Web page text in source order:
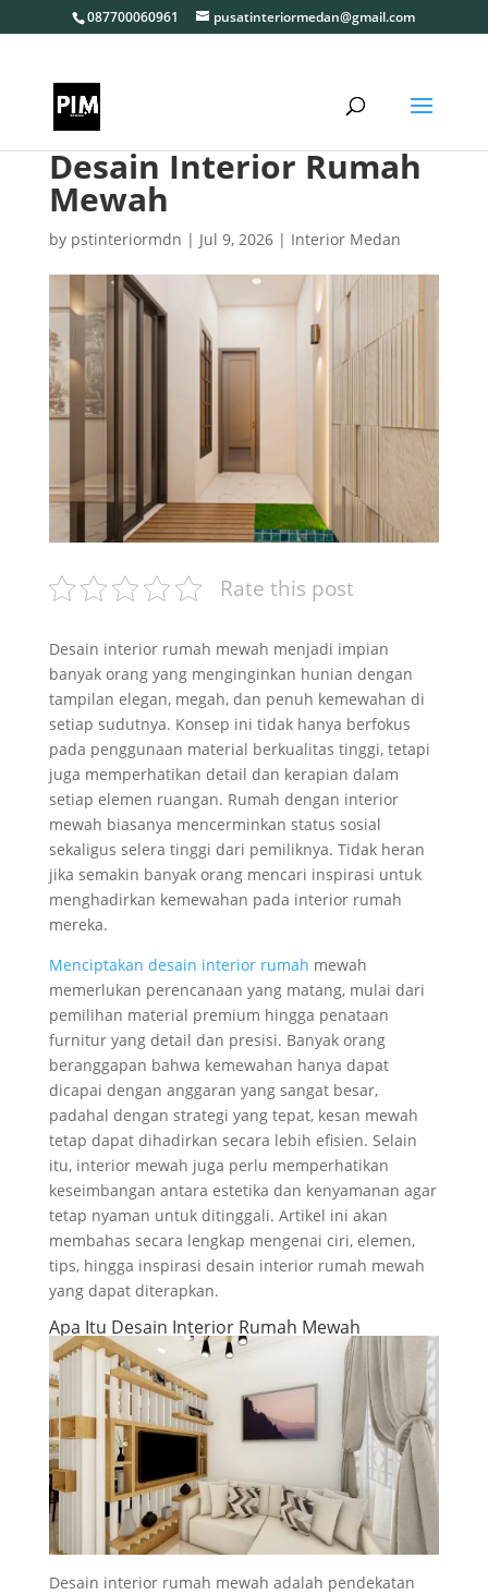
087700060961 pusatinteriormedan@gmail.com
Desain Interior Rumah
Mewah
by pstinteriormdn | Jul 9, 2026| Interior Medan
Rate this post
Desain interior rumah mewah menjadi impian
banyak orang yang menginginkan hunian dengan
tampilan elegan, megah, dan penuh kemewahan di
setiap sudutnya. Konsep ini tidak hanya berfokus
pada penggunaan material berkualitas tinggi, tetapi
juga memperhatikan detail dan kerapian dalam
setiap elemen ruangan. Rumah dengan interior
mewah biasanya mencerminkan status sosial
sekaligus selera tinggi dari pemiliknya. Tidak heran
jika semakin banyak orang mencari inspirasi untuk
menghadirkan kemewahan pada interior rumah
mereka.
Menciptakan desain interior rumah mewah
memerlukan perencanaan yang matang, mulai dari
pemilihan material premium hingga penataan
furnitur yang detail dan presisi. Banyak orang
beranggapan bahwa kemewahan hanya dapat
dicapai dengan anggaran yang sangat besar,
padahal dengan strategi yang tepat, kesan mewah
tetap dapat dihadirkan secara lebih efisien. Selain
itu, interior mewah juga perlu memperhatikan
keseimbangan antara estetika dan kenyamanan agar
tetap nyaman untuk ditinggali. Artikel ini akan
membahas secara lengkap mengenai ciri, elemen,
tips, hingga inspirasi desain interior rumah mewah
yang dapat diterapkan.
Apa Itu Desain Interior Rumah Mewah
Desain interior rumah mewah adalah pendekatan